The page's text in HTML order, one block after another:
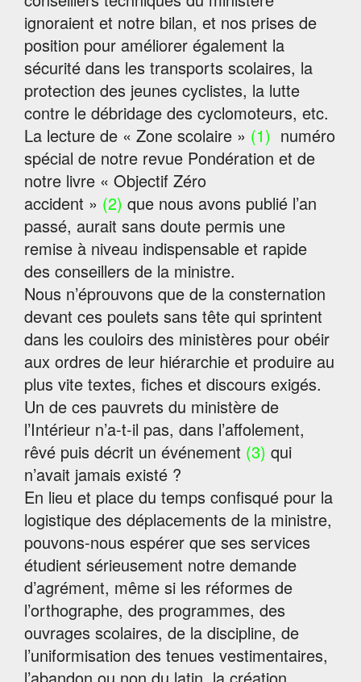
ignoraient et notre bilan, et nos prises de
position pour améliorer également la
sécurité dans les transports scolaires, la
protection des jeunes cyclistes, la lutte
contre le débridage des cyclomoteurs, etc.
La lecture de « Zone scolaire » (1) numéro
spécial de notre revue Pondération et de
notre livre « Objectif Zéro
accident » (2) que nous avons publié l’an
passé, aurait sans doute permis une
remise à niveau indispensable et rapide
des conseillers de la ministre.
Nous n’éprouvons que de la consternation
devant ces poulets sans tête qui sprintent
dans les couloirs des ministères pour obéir
aux ordres de leur hiérarchie et produire au
plus vite textes, fiches et discours exigés.
Un de ces pauvrets du ministère de
l’Intérieur n’a-t-il pas, dans l’affolement,
rêvé puis décrit un événement (3) qui
n’avait jamais existé ?
En lieu et place du temps confisqué pour la
logistique des déplacements de la ministre,
pouvons-nous espérer que ses services
étudient sérieusement notre demande
d’agrément, même si les réformes de
l’orthographe, des programmes, des
ouvrages scolaires, de la discipline, de
l’uniformisation des tenues vestimentaires,